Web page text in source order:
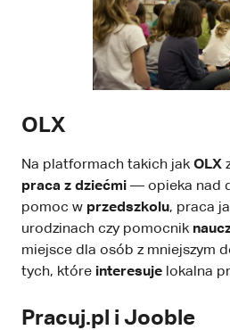
OLX
Na platformach takich jak OLX
praca z dziećmi — opieka nad
pomoc w przedszkolu, praca
urodzinach czy pomocnik
miejsce dla osób z mniejszym
tych, które interesuje lokalna
Pracuj.pl i Jooble